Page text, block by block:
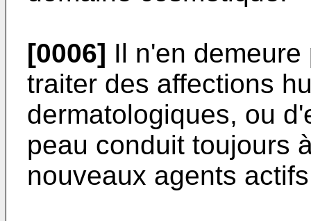
[0006] Il n'en
traiter des affections
dermatologiques, ou
peau conduit toujours
nouveaux agents